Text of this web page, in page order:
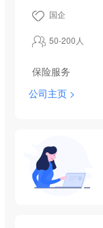
国企
50-200人
保险服务
公司主页 >